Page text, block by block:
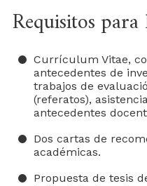
Requisitos
Currículum Vitae,
antecedentes de
trabajos de
(referatos),
antecedentes
Dos cartas de
académicas.
Propuesta de tesis